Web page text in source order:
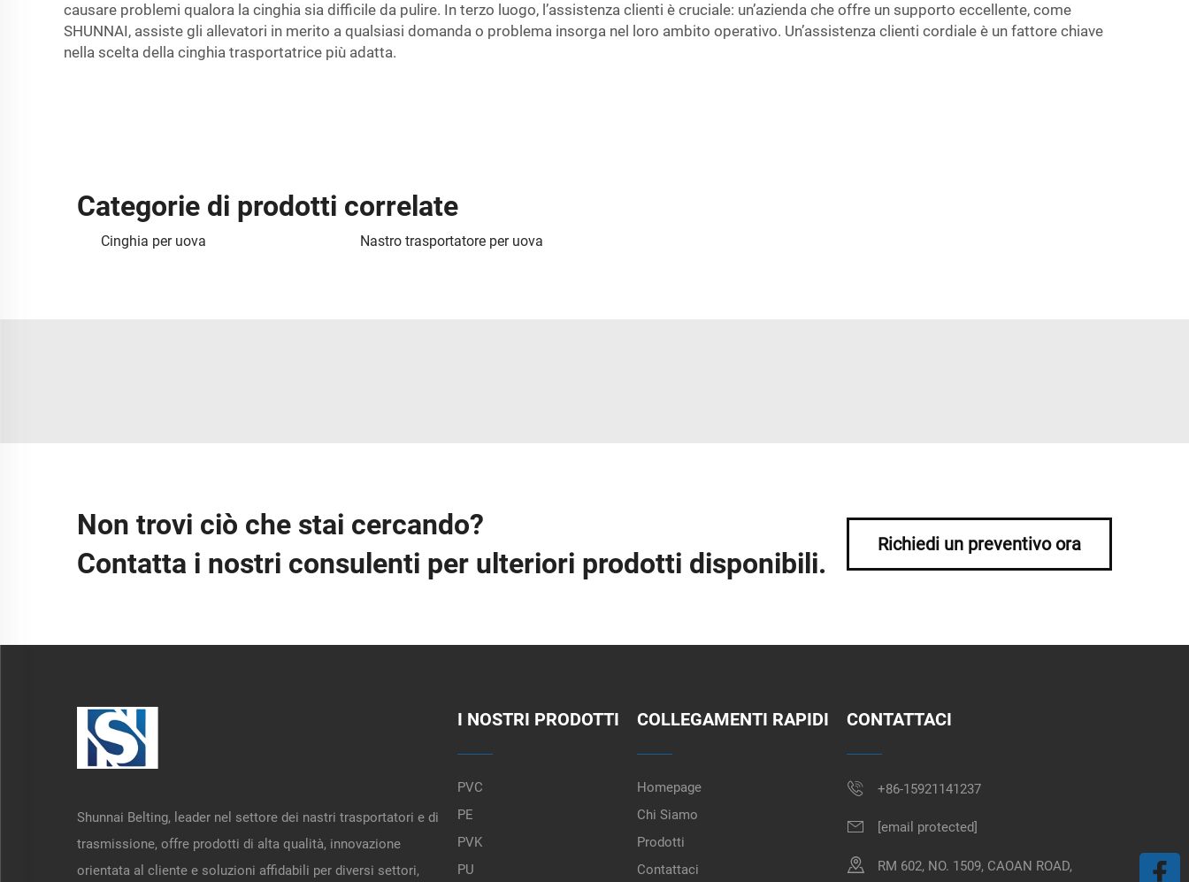
causare problemi qualora la cinghia sia difficile da pulire. In terzo luogo, l’assistenza clienti è cruciale: un’azienda che offre un supporto eccellente, come
SHUNNAI, assiste gli allevatori in merito a qualsiasi domanda o problema insorga nel loro ambito operativo. Un’assistenza clienti cordiale è un fattore chiave
nella scelta della cinghia trasportatrice più adatta.
Categorie di prodotti correlate
Cinghia per uova Nastro trasportatore per uova
Non trovi ciò che stai cercando?
Contatta i nostri consulenti per ulteriori prodotti disponibili.
Richiedi un preventivo ora
Shunnai Belting, leader nel settore dei nastri trasportatori e di
trasmissione, offre prodotti di alta qualità, innovazione
orientata al cliente e soluzioni affidabili per diversi settori,
I NOSTRI PRODOTTI
PVC
PE
PVK
PU
COLLEGAMENTI RAPIDI
Homepage
Chi Siamo
Prodotti
Contattaci
CONTATTACI
+86-15921141237
[email protected]
RM 602, NO. 1509, CAOAN ROAD,